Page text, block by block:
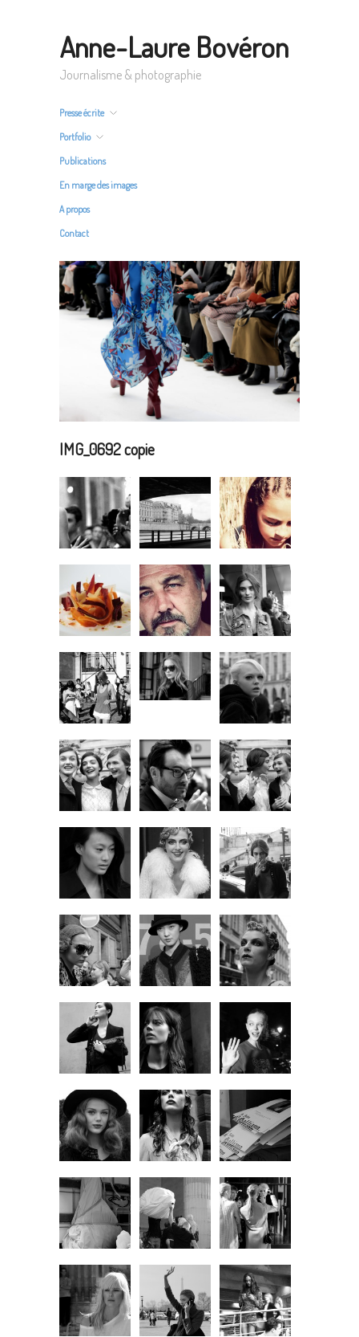
Anne-Laure Bovéron
Journalisme & photographie
Presse écrite
Portfolio
Publications
En marge des images
A propos
Contact
IMG_0692 copie